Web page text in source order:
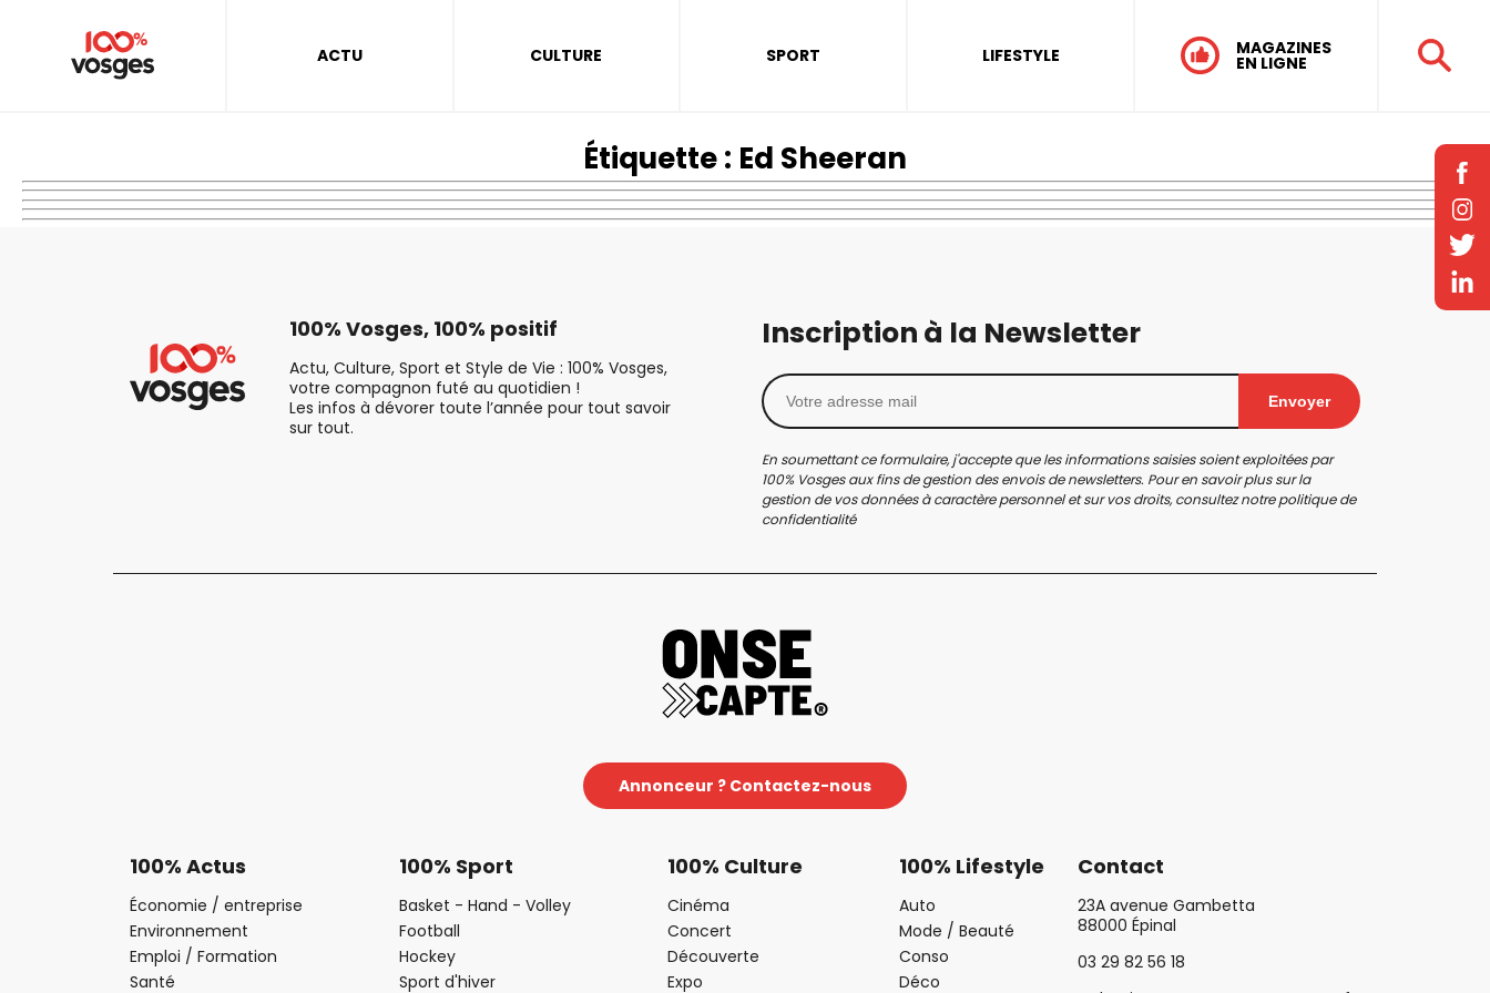
ACTU CULTURE SPORT LIFESTYLE MAGAZINES
EN LIGNE
Étiquette : Ed Sheeran
100% Vosges, 100% positif
Actu, Culture, Sport et Style de Vie : 100% Vosges,
votre compagnon futé au quotidien !
Les infos à dévorer toute l’année pour tout savoir
sur tout.
Inscription à la Newsletter
Envoyer
En soumettant ce formulaire, j'accepte que les informations saisies soient exploitées par
100% Vosges aux fins de gestion des envois de newsletters. Pour en savoir plus sur la
gestion de vos données à caractère personnel et sur vos droits, consultez notrepolitique de
confidentialité
Annonceur ? Contactez-nous
100% Actus
Économie / entreprise
Environnement
Emploi / Formation
Santé
100% Sport
Basket - Hand - Volley
Football
Hockey
Sport d'hiver
100% Culture
Cinéma
Concert
Découverte
Expo
100% Lifestyle
Auto
Mode / Beauté
Conso
Déco
Contact
23A avenue Gambetta
88000 Épinal
03 29 82 56 18